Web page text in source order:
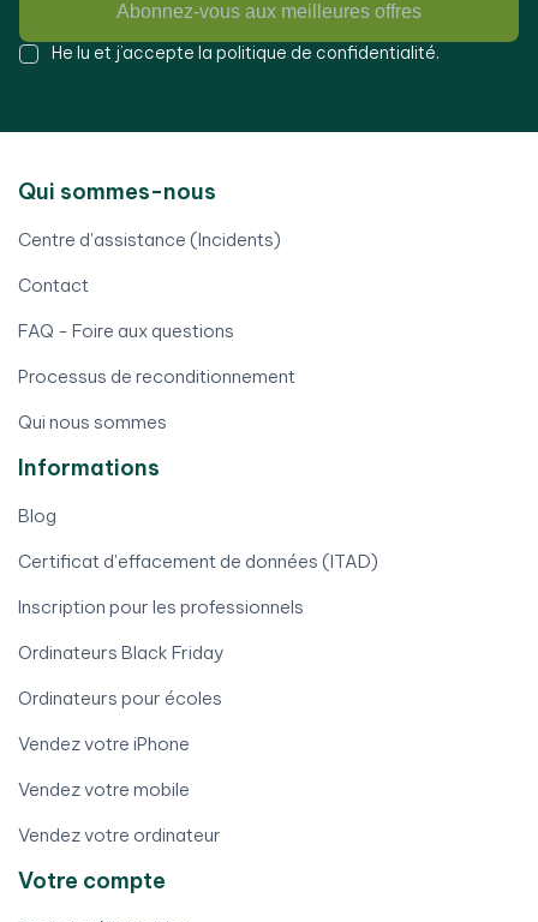
Abonnez-vous aux meilleures offres
He lu et j’accepte la politique de confidentialité.
Qui sommes-nous
Centre d'assistance (Incidents)
Contact
FAQ - Foire aux questions
Processus de reconditionnement
Qui nous sommes
Informations
Blog
Certificat d'effacement de données (ITAD)
Inscription pour les professionnels
Ordinateurs Black Friday
Ordinateurs pour écoles
Vendez votre iPhone
Vendez votre mobile
Vendez votre ordinateur
Votre compte